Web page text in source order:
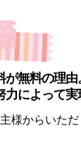
無料の理由
によって実
様からいた